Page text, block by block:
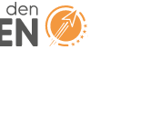
Kanzlei Wederhake |
Fachanwalt für